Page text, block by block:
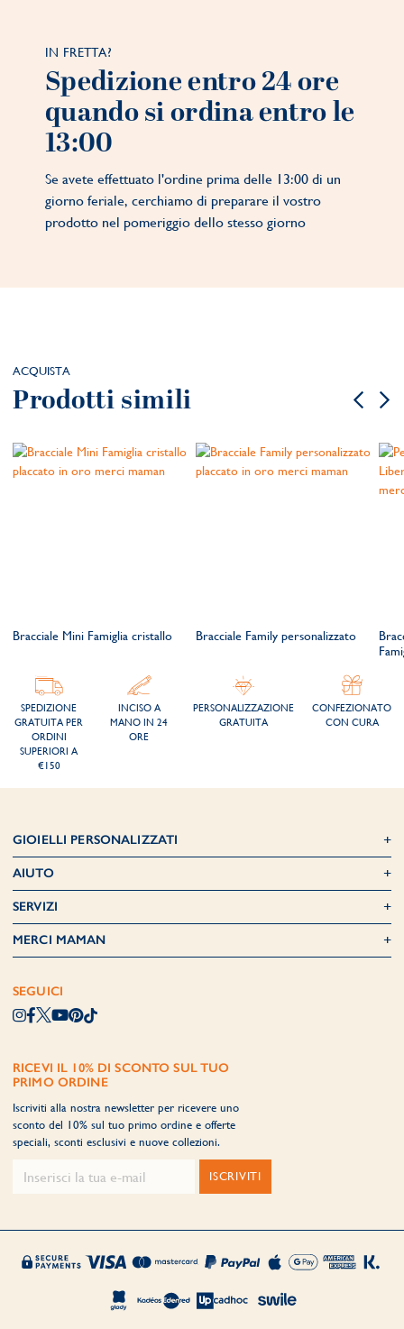
IN FRETTA?
Spedizione entro 24 ore
quando si ordina entro le
13:00
Se avete effettuato l'ordine prima delle 13:00 di un
giorno feriale, cerchiamo di preparare il vostro
prodotto nel pomeriggio dello stesso giorno
ACQUISTA
Prodotti simili
Bracciale Mini Famiglia cristallo Bracciale Family personalizzato
SPEDIZIONE
GRATUITA PER
ORDINI
SUPERIORI A
€150
INCISO A
MANO IN 24
ORE
PERSONALIZZAZIONE
GRATUITA
CONFEZIONATO
CON CURA
GIOIELLI PERSONALIZZATI
AIUTO
SERVIZI
MERCI MAMAN
SEGUICI
RICEVI IL 10% DI SCONTO SUL TUO
PRIMO ORDINE
Iscriviti alla nostra newsletter per ricevere uno
sconto del 10% sul tuo primo ordine e offerte
speciali, sconti esclusivi e nuove collezioni.
ISCRIVITI